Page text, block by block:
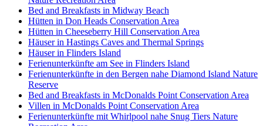
Bed and Breakfasts in Midway Beach
Hütten in Don Heads Conservation Area
Hütten in Cheeseberry Hill Conservation Area
Häuser in Hastings Caves and Thermal Springs
Häuser in Flinders Island
Ferienunterkünfte am See in Flinders Island
Ferienunterkünfte in den Bergen nahe Diamond Island Nature
Reserve
Bed and Breakfasts in McDonalds Point Conservation Area
Villen in McDonalds Point Conservation Area
Ferienunterkünfte mit Whirlpool nahe Snug Tiers Nature